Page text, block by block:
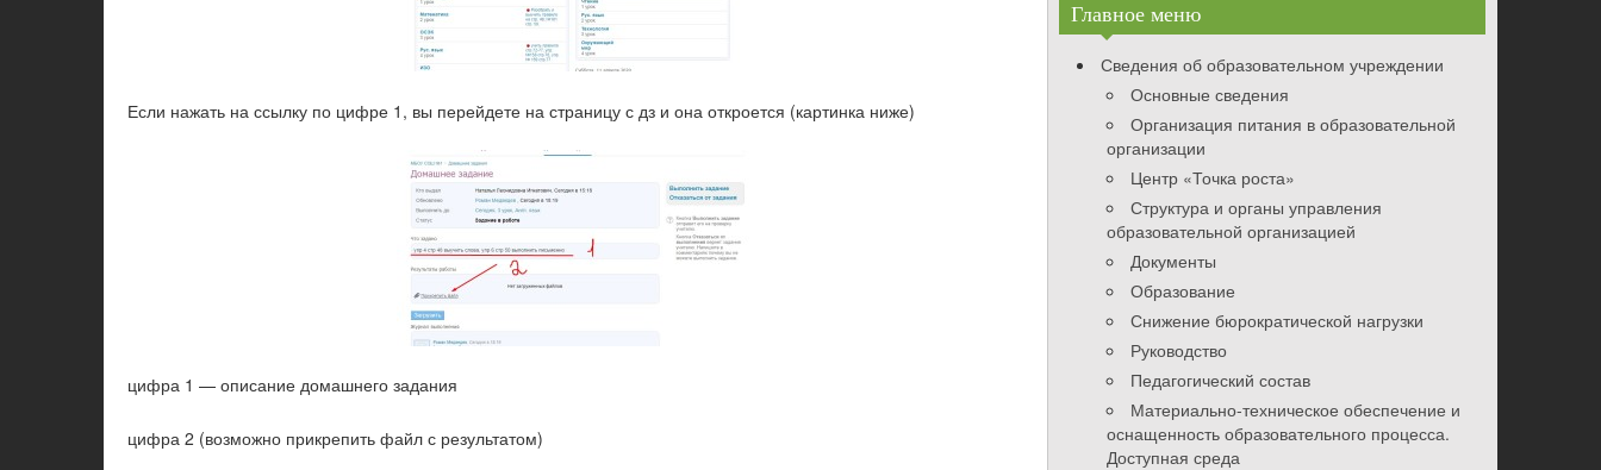
Если нажать на ссылку по цифре 1, вы перейдете на страницу с дз и она откроется (картинка ниже)
цифра 1 — описание домашнего задания
цифра 2 (возможно прикрепить файл с результатом)
Главное меню
Сведения об образовательном учреждении
Основные сведения
Организация питания в образовательной
организации
Центр «Точка роста»
Структура и органы управления
образовательной организацией
Документы
Образование
Снижение бюрократической нагрузки
Руководство
Педагогический состав
Материально-техническое обеспечение и
оснащенность образовательного процесса.
Доступная среда